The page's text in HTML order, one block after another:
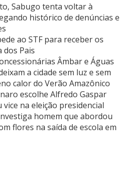
Sabugo tenta voltar à
histórico de denúncias e
ao STF para receber os
dos Pais
Âmbar e Águas
a cidade sem luz e sem
calor do Verão Amazônico
escolhe Alfredo Gaspar
vice na eleição presidencial
homem que abordou
flores na saída de escola em